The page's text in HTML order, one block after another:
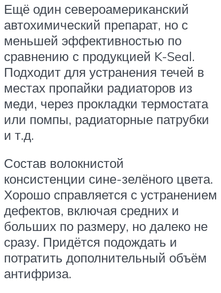
Ещё один североамериканский
автохимический препарат, но с
меньшей эффективностью по
сравнению с продукцией K-Seal.
Подходит для устранения течей в
местах пропайки радиаторов из
меди, через прокладки термостата
или помпы, радиаторные патрубки
и т.д.
Состав волокнистой
консистенции сине-зелёного цвета.
Хорошо справляется с устранением
дефектов, включая средних и
больших по размеру, но далеко не
сразу. Придётся подождать и
потратить дополнительный объём
антифриза.